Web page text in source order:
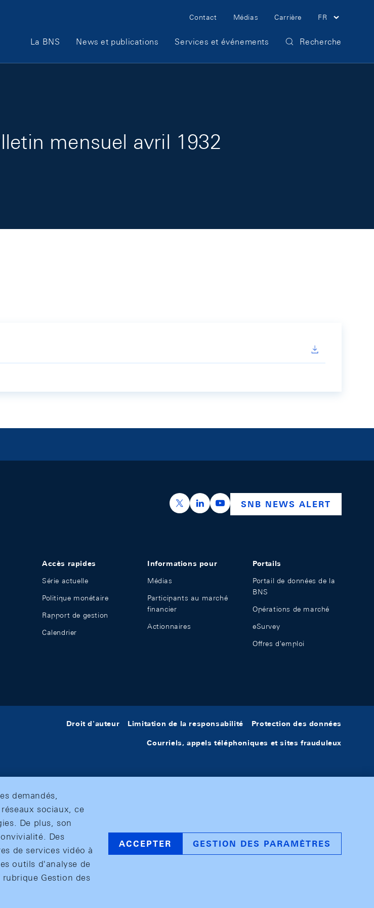
Meta Navigation
Contact Médias Carrière FR
Main Navigation
La BNS News et publications Services et événements Recherche
mensuel avril 1932
https://x.com/snb_bns
https://ch.linkedin.com/company/swiss-
https://www.youtube.com/
SNB NEWS ALERT
Accès rapides
Série actuelle
Politique monétaire
Rapport de gestion
Calendrier
Informations pour
Médias
Participants au marché
financier
Actionnaires
Portails
Portail de données de la
BNS
Opérations de marché
eSurvey
Offres d'emploi
Droit d'auteur Limitation de la responsabilité Protection des données
Courriels, appels téléphoniques et sites frauduleux
demandés,
sociaux, ce
De plus, son
Des
de services vidéo à
outils d'analyse de
Gestion des
ACCEPTER GESTION DES PARAMÈTRES